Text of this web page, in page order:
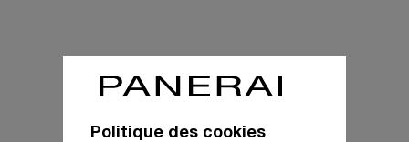
Politique des cookies